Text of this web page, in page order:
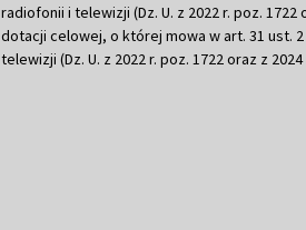
radiofonii i telewizji (Dz. U. z 2022 r. poz.
dotacji celowej, o której mowa w art. 31 ust.
telewizji (Dz. U. z 2022 r. poz. 1722 oraz z 2024